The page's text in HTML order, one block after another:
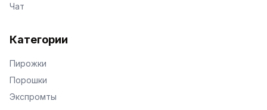
Чат
Категории
Пирожки
Порошки
Экспромты